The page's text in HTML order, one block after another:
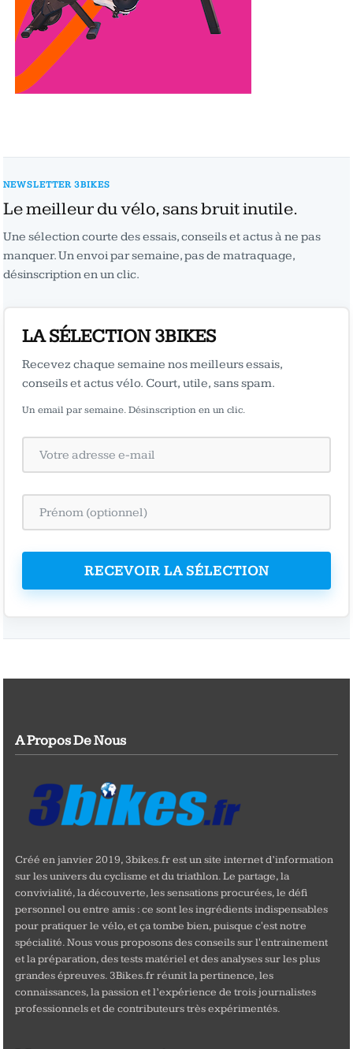
NEWSLETTER 3BIKES
Le meilleur du vélo, sans bruit inutile.
Une sélection courte des essais, conseils et actus à ne pas
manquer. Un envoi par semaine, pas de matraquage,
désinscription en un clic.
LA SÉLECTION 3BIKES
Recevez chaque semaine nos meilleurs essais,
conseils et actus vélo. Court, utile, sans spam.
Un email par semaine. Désinscription en un clic.
RECEVOIR LA SÉLECTION
A Propos De Nous
Créé en janvier 2019, 3bikes.fr est un site internet d’information
sur les univers du cyclisme et du triathlon. Le partage, la
convivialité, la découverte, les sensations procurées, le défi
personnel ou entre amis : ce sont les ingrédients indispensables
pour pratiquer le vélo, et ça tombe bien, puisque c'est notre
spécialité. Nous vous proposons des conseils sur l'entrainement
et la préparation, des tests matériel et des analyses sur les plus
grandes épreuves. 3Bikes.fr réunit la pertinence, les
connaissances, la passion et l’expérience de trois journalistes
professionnels et de contributeurs très expérimentés.